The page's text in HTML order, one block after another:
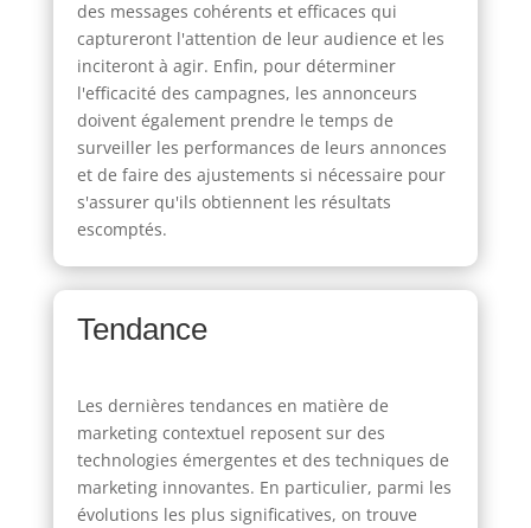
des messages cohérents et efficaces qui
captureront l'attention de leur audience et les
inciteront à agir. Enfin, pour déterminer
l'efficacité des campagnes, les annonceurs
doivent également prendre le temps de
surveiller les performances de leurs annonces
et de faire des ajustements si nécessaire pour
s'assurer qu'ils obtiennent les résultats
escomptés.
Tendance
Les dernières tendances en matière de
marketing contextuel reposent sur des
technologies émergentes et des techniques de
marketing innovantes. En particulier, parmi les
évolutions les plus significatives, on trouve